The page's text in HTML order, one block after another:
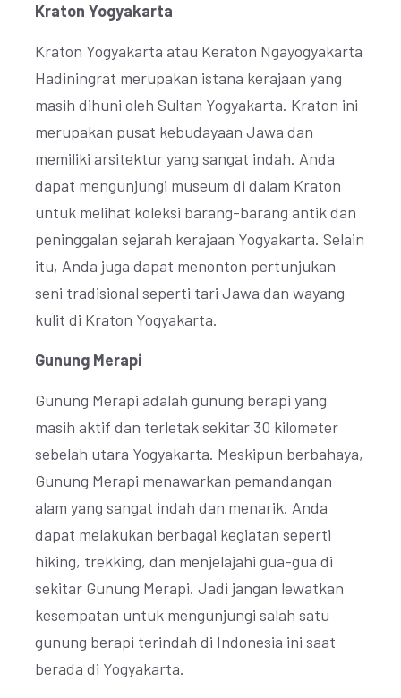
Kraton Yogyakarta
Kraton Yogyakarta atau Keraton Ngayogyakarta
Hadiningrat merupakan istana kerajaan yang
masih dihuni oleh Sultan Yogyakarta. Kraton ini
merupakan pusat kebudayaan Jawa dan
memiliki arsitektur yang sangat indah. Anda
dapat mengunjungi museum di dalam Kraton
untuk melihat koleksi barang-barang antik dan
peninggalan sejarah kerajaan Yogyakarta. Selain
itu, Anda juga dapat menonton pertunjukan
seni tradisional seperti tari Jawa dan wayang
kulit di Kraton Yogyakarta.
Gunung Merapi
Gunung Merapi adalah gunung berapi yang
masih aktif dan terletak sekitar 30 kilometer
sebelah utara Yogyakarta. Meskipun berbahaya,
Gunung Merapi menawarkan pemandangan
alam yang sangat indah dan menarik. Anda
dapat melakukan berbagai kegiatan seperti
hiking, trekking, dan menjelajahi gua-gua di
sekitar Gunung Merapi. Jadi jangan lewatkan
kesempatan untuk mengunjungi salah satu
gunung berapi terindah di Indonesia ini saat
berada di Yogyakarta.